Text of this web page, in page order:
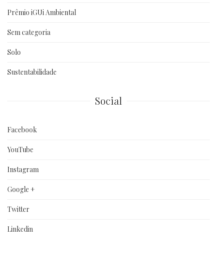
Prêmio iGUi Ambiental
Sem categoria
Solo
Sustentabilidade
Social
Facebook
YouTube
Instagram
Google +
Twitter
Linkedin